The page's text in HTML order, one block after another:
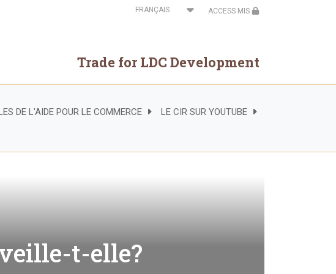
Select
your
ACCESS MIS
Trade for LDC Development
DE L'AIDE POUR LE COMMERCE LE CIR SUR YOUTUBE
t-elle?